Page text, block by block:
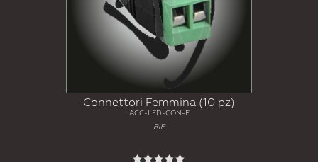
Connettori Femmina (10 pz)
ACC-LED-CON-F
RIF